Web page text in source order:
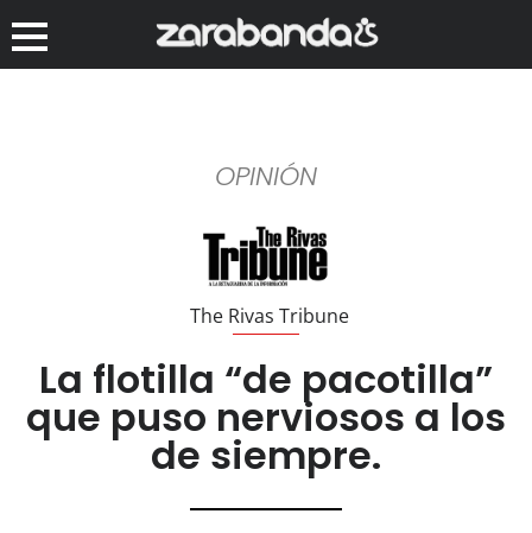
OPINIÓN
The Rivas Tribune
La flotilla “de pacotilla”
que puso nerviosos a los
de siempre.